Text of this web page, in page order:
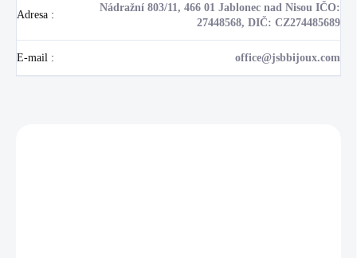
Adresa :
Nádražní 803/11, 466 01 Jablonec nad Nisou IČO:
27448568, DIČ: CZ274485689
E-mail : office@jsbbijoux.com